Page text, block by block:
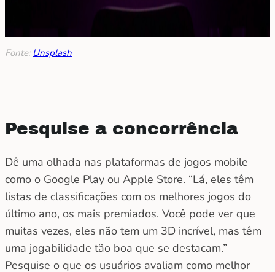
Fonte: Unsplash
Pesquise a concorrência
Dê uma olhada nas plataformas de jogos mobile
como o Google Play ou Apple Store. “Lá, eles têm
listas de classificações com os melhores jogos do
último ano, os mais premiados. Você pode ver que
muitas vezes, eles não tem um 3D incrível, mas têm
uma jogabilidade tão boa que se destacam.”
Pesquise o que os usuários avaliam como melhor